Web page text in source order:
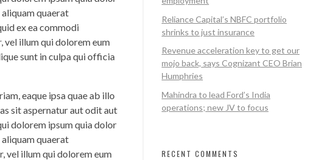
quaerat
ex ea commodi
vel illum qui dolorem eum
sunt in culpa qui officia
eaque ipsa quae ab illo
sit aspernatur aut odit aut
dolorem ipsum quia dolor
quaerat
vel illum qui dolorem eum
Reliance Capital’s NBFC portfolio
shrinks to just insurance
Revenue acceleration key to get our
mojo back, says Cognizant CEO Brian
Humphries
Mahindra to lead Ford’s India
operations; new JV to focus
RECENT COMMENTS